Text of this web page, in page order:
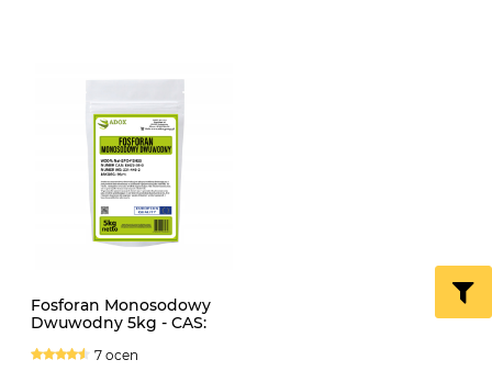
Fosforan Monosodowy
Dwuwodny 5kg - CAS:
7 ocen